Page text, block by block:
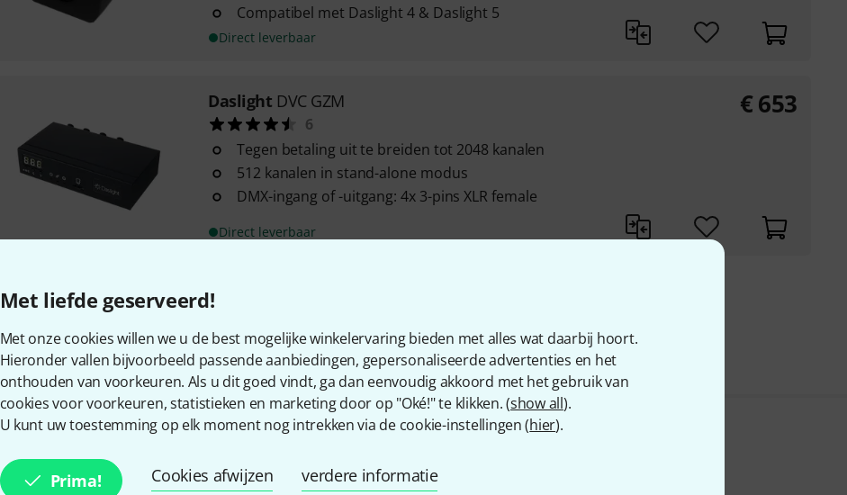
Met liefde geserveerd!
Met onze cookies willen we u de best mogelijke winkelervaring bieden met alles wat daarbij hoort.
Hieronder vallen bijvoorbeeld passende aanbiedingen, gepersonaliseerde advertenties en het
onthouden van voorkeuren. Als u dit goed vindt, ga dan eenvoudig akkoord met het gebruik van
cookies voor voorkeuren, statistieken en marketing door op "Oké!" te klikken. (show all).
U kunt uw toestemming op elk moment nog intrekken via de cookie-instellingen (hier).
Prima! Cookies afwijzen verdere informatie
Compatibel met Daslight 4 & Daslight 5
Direct leverbaar
Daslight DVC GZM
6
Tegen betaling uit te breiden tot 2048 kanalen
512 kanalen in stand-alone modus
DMX-ingang of -uitgang: 4x 3-pins XLR female
Direct leverbaar
€653
Bevalt het wat u ziet?